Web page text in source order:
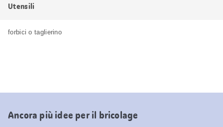
Utensili
forbici o taglierino
Ancora più idee per il bricolage